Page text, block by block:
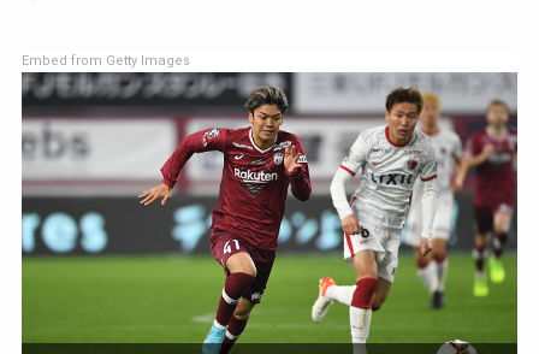
Embed from Getty Images